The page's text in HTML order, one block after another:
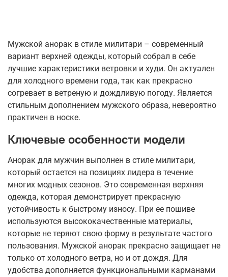
Мужской анорак в стиле милитари – современный
вариант верхней одежды, который собрал в себе
лучшие характеристики ветровки и худи. Он актуален
для холодного времени года, так как прекрасно
согревает в ветреную и дождливую погоду. Является
стильным дополнением мужского образа, невероятно
практичен в носке.
Ключевые особенности модели
Анорак для мужчин выполнен в стиле милитари,
который остается на позициях лидера в течение
многих модных сезонов. Это современная верхняя
одежда, которая демонстрирует прекрасную
устойчивость к быстрому износу. При ее пошиве
используются высококачественные материалы,
которые не теряют свою форму в результате частого
пользования. Мужской анорак прекрасно защищает не
только от холодного ветра, но и от дождя. Для
удобства дополняется функциональными карманами